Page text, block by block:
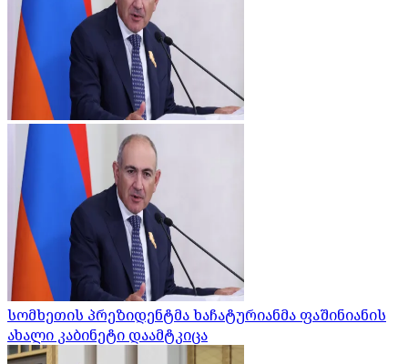
სომხეთის პრეზიდენტმა ხაჩატურიანმა ფაშინიანის
ახალი კაბინეტი დაამტკიცა